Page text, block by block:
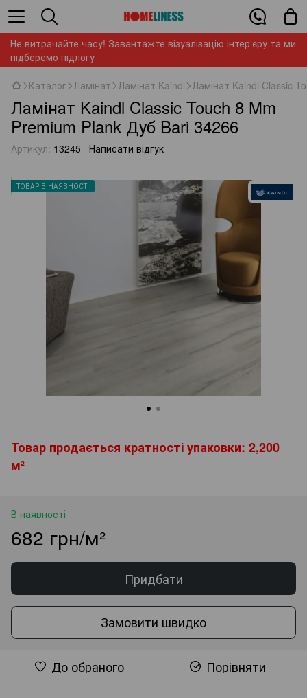
Не витрачайте часу! Завантажте візуалізацію інтер'єру та ми
підберемо підлогу
Каталог Ламінат Ламінат Kaindl Ламінат Kaindl Classic
Ламінат Kaindl Classic Touch 8 Mm
Premium Plank Дуб Bari 34266
Артикул: 13245 Написати відгук
ТОВАР В НАЯВНОСТІ
Товар продається кратності упаковки: 2,200
м²
В наявності
682 грн/м²
Придбати
Замовити швидко
До обраного Порівняти